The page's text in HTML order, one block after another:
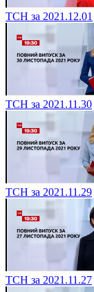
ТСН за 2021.12.01
ТСН за 2021.11.30
ТСН за 2021.11.29
ТСН за 2021.11.27